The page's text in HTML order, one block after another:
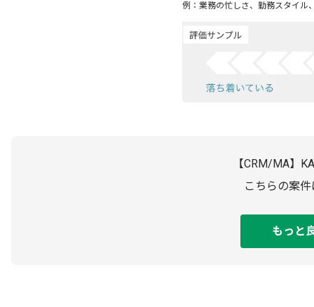
例：業務の忙しさ、勤務スタイル
【CRM/MA】
こちらの案
もっと